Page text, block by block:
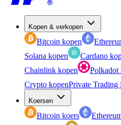
Kopen & verkopen
Bitcoin kopen
Solana kopen
Cardano
Chainlink kopen
Polkadot
Crypto kopenPrivate Trading
Koersen
Bitcoin koers